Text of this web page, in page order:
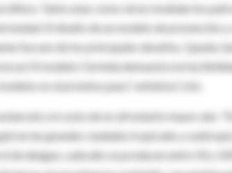
Tanto unas como otras modulan los
El diseño de un modelo de prevención
fue uno de los principales desafíos. Queda
El modelo Clorinda demuestra la
es el próximo paso", enfatiza Coto.
y el costo de no afrontarlo mayor aún.
en las grandes ciudades tropicales y
de dengue, cada año se producen entre 50 y